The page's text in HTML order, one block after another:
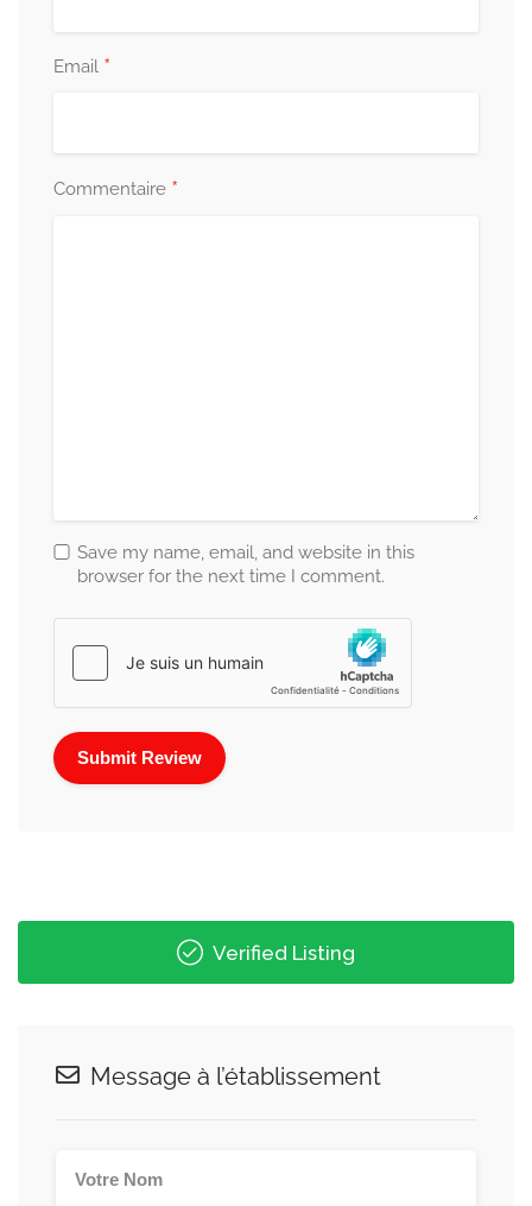
Email *
Commentaire *
Save my name, email, and website in this
browser for the next time I comment.
Verified Listing
Message à l’établissement